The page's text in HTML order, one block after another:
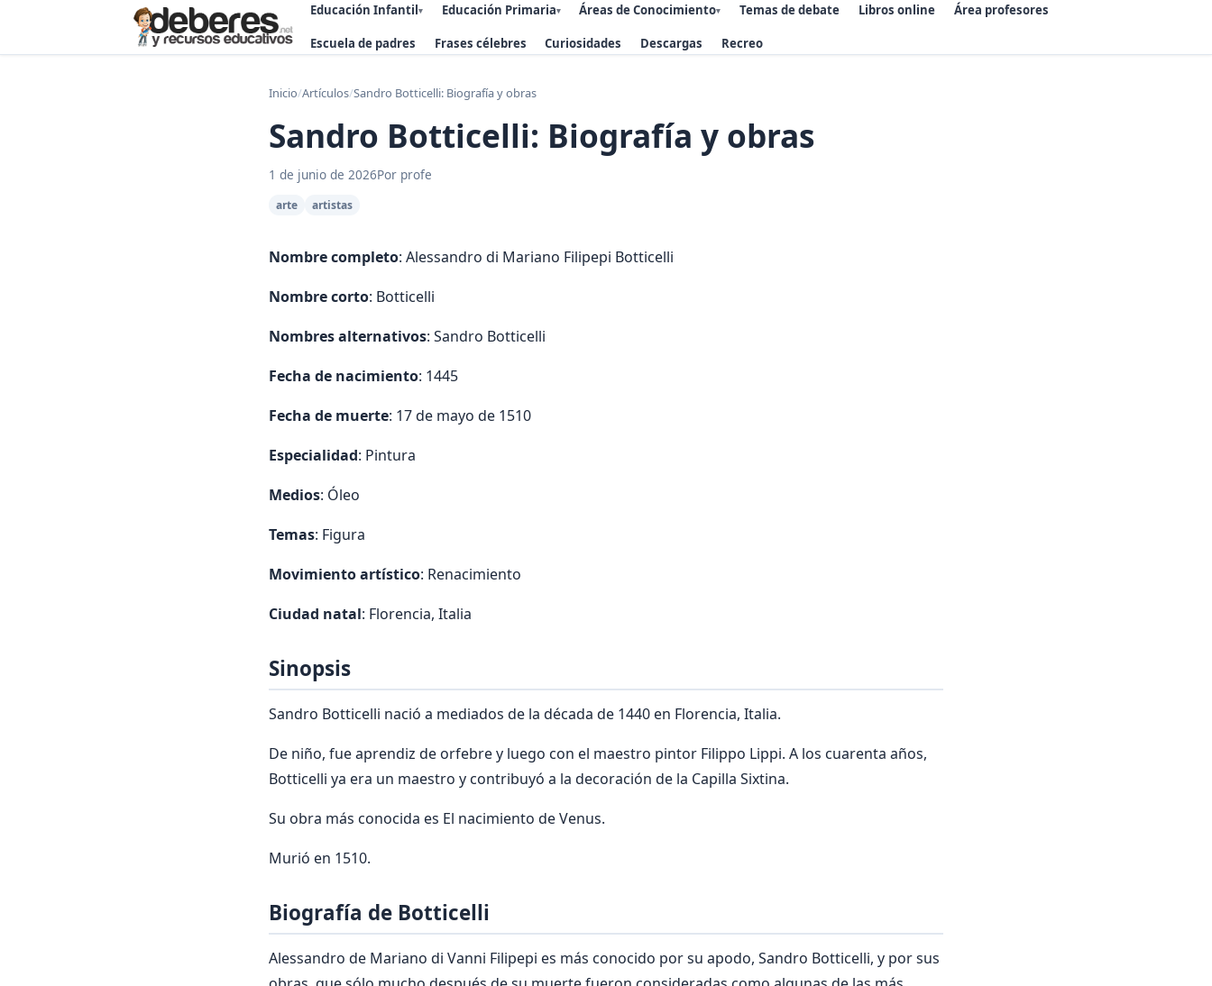
Educación Infantil▾ Educación Primaria▾ Áreas de Conocimiento▾ Temas de debate Libros online Área profesores
Escuela de padres Frases célebres Curiosidades Descargas Recreo
Inicio/Artículos/Sandro Botticelli: Biografía y obras
Sandro Botticelli: Biografía y obras
1 de junio de 2026Por profe
arte artistas
Nombre completo: Alessandro di Mariano Filipepi Botticelli
Nombre corto: Botticelli
Nombres alternativos: Sandro Botticelli
Fecha de nacimiento: 1445
Fecha de muerte: 17 de mayo de 1510
Especialidad: Pintura
Medios: Óleo
Temas: Figura
Movimiento artístico: Renacimiento
Ciudad natal: Florencia, Italia
Sinopsis
Sandro Botticelli nació a mediados de la década de 1440 en Florencia, Italia.
De niño, fue aprendiz de orfebre y luego con el maestro pintor Filippo Lippi. A los cuarenta años,
Botticelli ya era un maestro y contribuyó a la decoración de la Capilla Sixtina.
Su obra más conocida es El nacimiento de Venus.
Murió en 1510.
Biografía de Botticelli
Alessandro de Mariano di Vanni Filipepi es más conocido por su apodo, Sandro Botticelli, y por sus